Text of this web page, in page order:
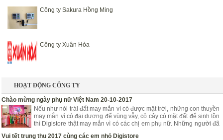
Công ty Sakura Hồng Ming
Công ty Xuân Hòa
HOẠT ĐỘNG CÔNG TY
Chào mừng ngày phụ nữ Việt Nam 20-10-2017
Nếu như nói trái đất may mắn vì có được mặt trời, những con thuyền
may mắn vì có đại dương để vùng vẫy, cỏ cây có mặt đất để sinh tồn
thì Digistore thật may mắn vì có các chị em phụ nữ. Những người đã
góp phần mang lại niềm vui, hạnh phúc, tươi trẻ cho Digistore.
Vui tết trung thu 2017 cùng các em nhỏ Digistore